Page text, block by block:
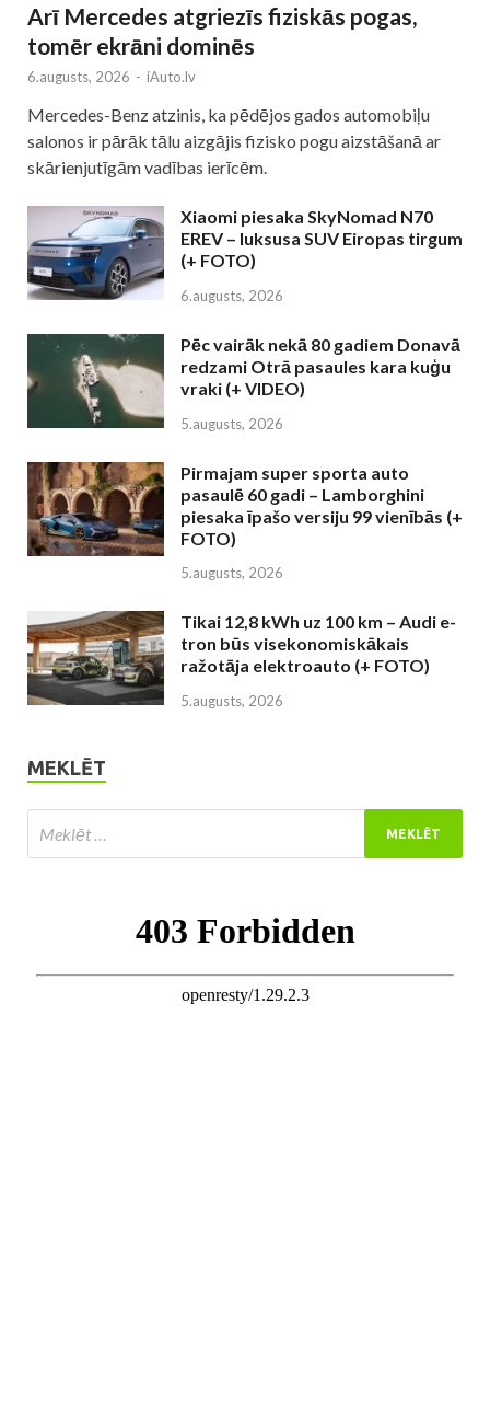
Arī Mercedes atgriezīs fiziskās pogas,
tomēr ekrāni dominēs
6.augusts, 2026 - iAuto.lv
Mercedes-Benz atzinis, ka pēdējos gados automobiļu
salonos ir pārāk tālu aizgājis fizisko pogu aizstāšanā ar
skārienjutīgām vadības ierīcēm.
Xiaomi piesaka SkyNomad N70
EREV – luksusa SUV Eiropas tirgum
(+ FOTO)
6.augusts, 2026
Pēc vairāk nekā 80 gadiem Donavā
redzami Otrā pasaules kara kuģu
vraki (+ VIDEO)
5.augusts, 2026
Pirmajam super sporta auto
pasaulē 60 gadi – Lamborghini
piesaka īpašo versiju 99 vienībās (+
FOTO)
5.augusts, 2026
Tikai 12,8 kWh uz 100 km – Audi e-
tron būs visekonomiskākais
ražotāja elektroauto (+ FOTO)
5.augusts, 2026
MEKLĒT